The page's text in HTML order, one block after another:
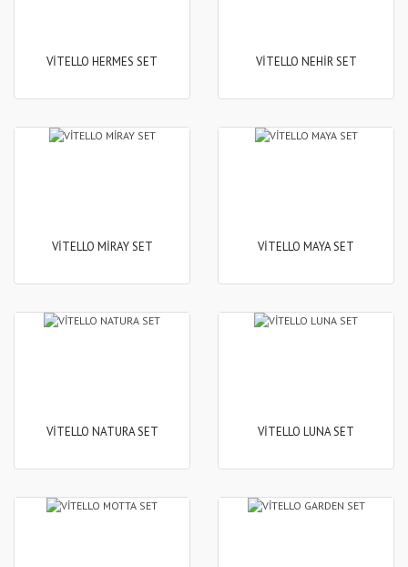
VİTELLO HERMES SET VİTELLO NEHİR SET
VİTELLO MİRAY SET VİTELLO MAYA SET
VİTELLO NATURA SET VİTELLO LUNA SET